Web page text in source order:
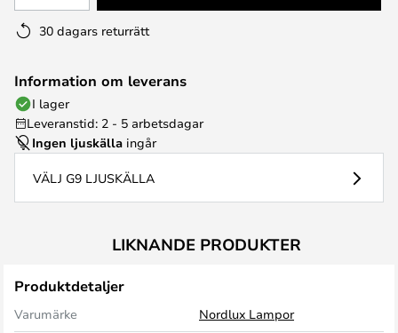
30 dagars returrätt
Information om leverans
I lager
Leveranstid: 2 - 5 arbetsdagar
Ingen ljuskälla ingår
VÄLJ G9 LJUSKÄLLA
LIKNANDE PRODUKTER
Produktdetaljer
Varumärke
Nordlux Lampor